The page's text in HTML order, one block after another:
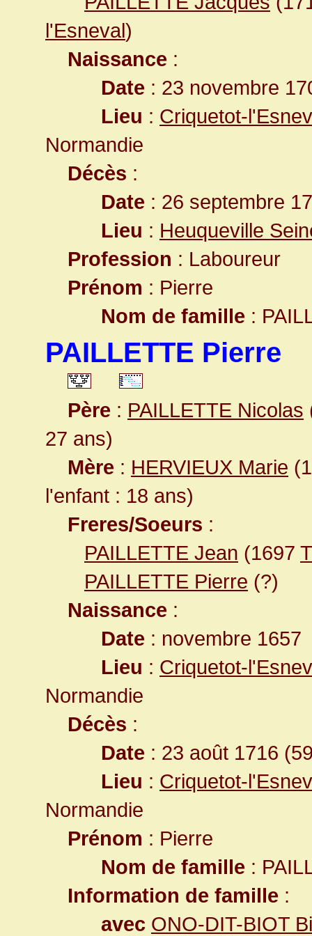
l'Esneval)
Naissance :
Date : 23 novembre
Lieu : Criquetot-
Normandie
Décès :
Date : 26 septembre
Lieu : Heuqueville
Profession : Laboureur
Prénom : Pierre
Nom de famille :
PAILLETTE Pierre
Père : PAILLETTE Nicolas
27 ans)
Mère : HERVIEUX Marie
l'enfant : 18 ans)
Freres/Soeurs :
PAILLETTE Jean (1697
PAILLETTE Pierre (?)
Naissance :
Date : novembre 1657
Lieu : Criquetot-
Normandie
Décès :
Date : 23 août 1716
Lieu : Criquetot-
Normandie
Prénom : Pierre
Nom de famille :
Information de famille :
avec ONO-DIT-BIOT